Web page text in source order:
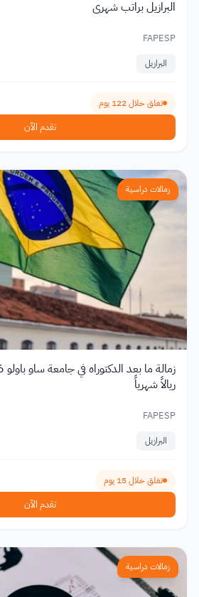
البرازيل براتب شهري
FAPESP
البرازيل
تغلق خلال 122 يوم
تقدم الآن
زمالات دراسية
ريالاً شهرياً
FAPESP
البرازيل
تغلق خلال 15 يوم
تقدم الآن
زمالات دراسية